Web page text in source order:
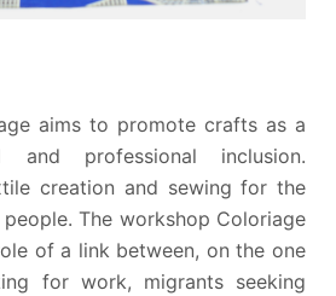
aims to promote crafts as a
professional inclusion.
creation and sewing for the
The workshop Coloriage
of a link between, on the one
for work, migrants seeking